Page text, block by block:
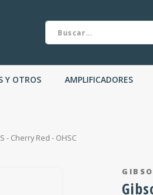
Y OTROS AMPLIFICADORES
- Cherry Red - OHSC